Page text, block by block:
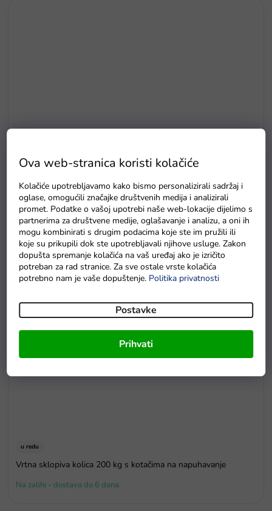
Ova web-stranica koristi kolačiće
Kolačiće upotrebljavamo kako bismo personalizirali sadržaj i
oglase, omogućili značajke društvenih medija i analizirali
promet. Podatke o vašoj upotrebi naše web-lokacije dijelimo s
partnerima za društvene medije, oglašavanje i analizu, a oni ih
mogu kombinirati s drugim podacima koje ste im pružili ili
koje su prikupili dok ste upotrebljavali njihove usluge. Zakon
dopušta spremanje kolačića na vaš uređaj ako je izričito
potreban za rad stranice. Za sve ostale vrste kolačića
potrebno nam je vaše dopuštenje. Politika privatnosti
Postavke
Prihvati
E5
Drvene puzzle s brojevima magnetna šipka i ribice
Na zalihama
u redu
Vrtna sklopiva kolica 200 kg s kotačima na napuhavanje
Na zalihi - dostava do 6 dana.